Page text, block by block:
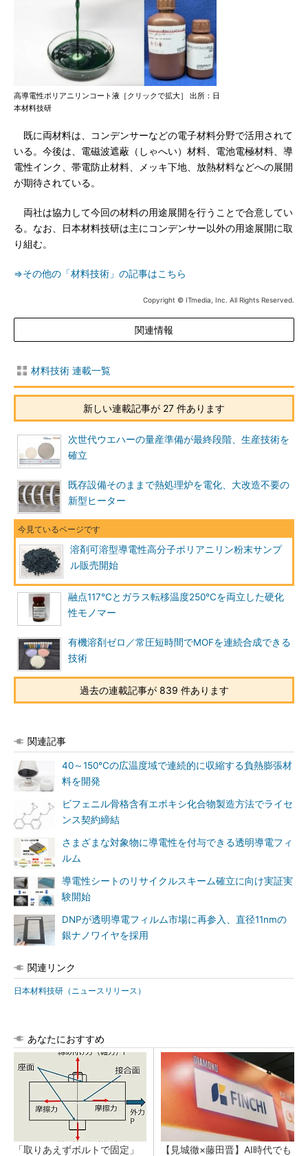
高導電性ポリアニリンコート液［クリックで拡大］ 出所：日
本材料技研
既に両材料は、コンデンサーなどの電子材料分野で活用されて
いる。今後は、電磁波遮蔽（しゃへい）材料、電池電極材料、導
電性インク、帯電防止材料、メッキ下地、放熱材料などへの展開
が期待されている。
両社は協力して今回の材料の用途展開を行うことで合意してい
る。なお、日本材料技研は主にコンデンサー以外の用途展開に取
り組む。
⇒その他の「材料技術」の記事はこちら
Copyright © ITmedia, Inc. All Rights Reserved.
関連情報
材料技術 連載一覧
新しい連載記事が 27 件あります
次世代ウエハーの量産準備が最終段階、生産技術を
確立
既存設備そのままで熱処理炉を電化、大改造不要の
新型ヒーター
溶剤可溶型導電性高分子ポリアニリン粉末サンプ
ル販売開始
融点117℃とガラス転移温度250℃を両立した硬化
性モノマー
有機溶剤ゼロ／常圧短時間でMOFを連続合成できる
技術
過去の連載記事が 839 件あります
関連記事
40～150℃の広温度域で連続的に収縮する負熱膨張材
料を開発
ビフェニル骨格含有エポキシ化合物製造方法でライセ
ンス契約締結
さまざまな対象物に導電性を付与できる透明導電フィ
ルム
導電性シートのリサイクルスキーム確立に向け実証実
験開始
DNPが透明導電フィルム市場に再参入、直径11nmの
銀ナノワイヤを採用
関連リンク
日本材料技研（ニュースリリース）
あなたにおすすめ
「取りあえずボルトで固定」 【見城徹×藤田晋】AI時代でも